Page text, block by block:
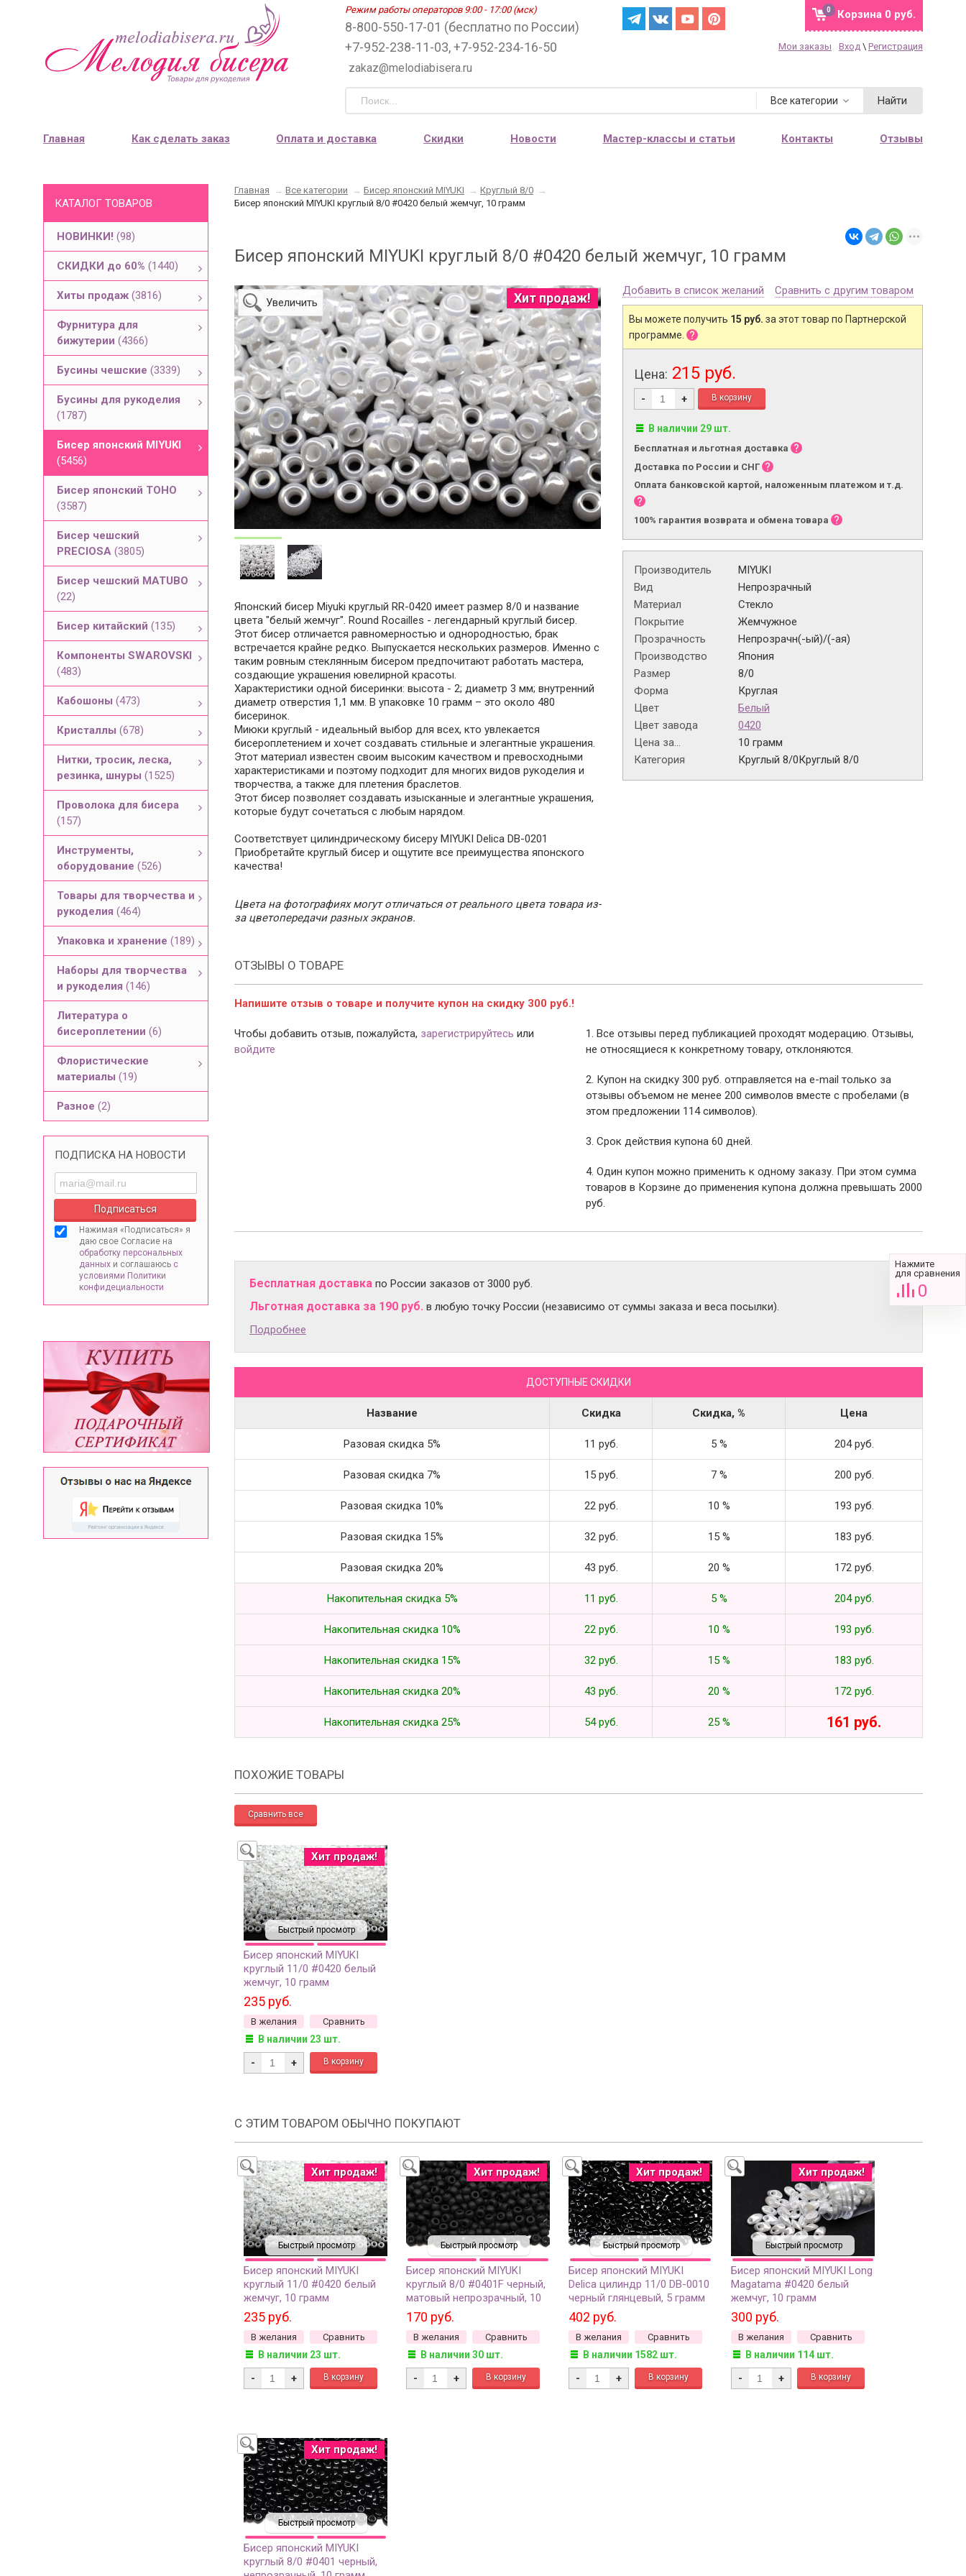
Режим работы операторов 9:00 - 17:00 (мск)
8-800-550-17-01 (бесплатно по России)
+7-952-238-11-03, +7-952-234-16-50
zakaz@melodiabisera.ru
Корзина 0 руб.
0
Мои заказы Вход \ Регистрация
Все категории Найти
Главная Как сделать заказ Оплата и доставка Скидки Новости Мастер-классы и статьи Контакты Отзывы
КАТАЛОГ ТОВАРОВ
НОВИНКИ! (98)
СКИДКИ до 60% (1440)
Хиты продаж (3816)
Фурнитура для
бижутерии (4366)
Бусины чешские (3339)
Бусины для рукоделия
(1787)
Бисер японский MIYUKI
(5456)
Бисер японский TOHO
(3587)
Бисер чешский
PRECIOSA (3805)
Бисер чешский MATUBO
(22)
Бисер китайский (135)
Компоненты SWAROVSKI
(483)
Кабошоны (473)
Кристаллы (678)
Нитки, тросик, леска,
резинка, шнуры (1525)
Проволока для бисера
(157)
Инструменты,
оборудование (526)
Товары для творчества и
рукоделия (464)
Упаковка и хранение (189)
Наборы для творчества
и рукоделия (146)
Литература о
бисероплетении (6)
Флористические
материалы (19)
Разное (2)
ПОДПИСКА НА НОВОСТИ
Нажимая «Подписаться» я
даю свое Согласие на
обработку персональных
данных и соглашаюсь с
условиями Политики
конфидециальности
Главная → Все категории → Бисер японский MIYUKI → Круглый 8/0 →
Бисер японский MIYUKI круглый 8/0 #0420 белый жемчуг, 10 грамм
Бисер японский MIYUKI круглый 8/0 #0420 белый жемчуг, 10 грамм
Хит продаж!
Увеличить
Японский бисер Miyuki круглый RR-0420 имеет размер 8/0 и название
цвета "белый жемчуг". Round Rocailles - легендарный круглый бисер.
Этот бисер отличается равномерностью и однородностью, брак
встречается крайне редко. Выпускается нескольких размеров. Именно с
таким ровным стеклянным бисером предпочитают работать мастера,
создающие украшения ювелирной красоты.
Характеристики одной бисеринки: высота - 2; диаметр 3 мм; внутренний
диаметр отверстия 1,1 мм. В упаковке 10 грамм – это около 480
бисеринок.
Миюки круглый - идеальный выбор для всех, кто увлекается
бисероплетением и хочет создавать стильные и элегантные украшения.
Этот материал известен своим высоким качеством и превосходными
характеристиками и поэтому подходит для многих видов рукоделия и
творчества, а также для плетения браслетов.
Этот бисер позволяет создавать изысканные и элегантные украшения,
которые будут сочетаться с любым нарядом.
Соответствует цилиндрическому бисеру MIYUKI Delica DB-0201
Приобретайте круглый бисер и ощутите все преимущества японского
качества!
Цвета на фотографиях могут отличаться от реального цвета товара из-
за цветопередачи разных экранов.
Добавить в список желаний Сравнить с другим товаром
Вы можете получить 15 руб. за этот товар по Партнерской
программе.
Цена: 215 руб.
- +
В наличии 29 шт.
Бесплатная и льготная доставка
Доставка по России и СНГ
Оплата банковской картой, наложенным платежом и т.д.
100% гарантия возврата и обмена товара
Производитель
MIYUKI
Вид
Непрозрачный
Материал
Стекло
Покрытие
Жемчужное
Прозрачность
Непрозрачн(-ый)/(-ая)
Производство
Япония
Размер
8/0
Форма
Круглая
Цвет
Белый
Цвет завода
0420
Цена за...
10 грамм
Категория
Круглый 8/0Круглый 8/0
ОТЗЫВЫ О ТОВАРЕ
Напишите отзыв о товаре и получите купон на скидку 300 руб.!
Чтобы добавить отзыв, пожалуйста, зарегистрируйтесь или
войдите
1. Все отзывы перед публикацией проходят модерацию. Отзывы,
не относящиеся к конкретному товару, отклоняются.
2. Купон на скидку 300 руб. отправляется на e-mail только за
отзывы объемом не менее 200 символов вместе с пробелами (в
этом предложении 114 символов).
3. Срок действия купона 60 дней.
4. Один купон можно применить к одному заказу. При этом сумма
товаров в Корзине до применения купона должна превышать 2000
руб.
Бесплатная доставка по России заказов от 3000 руб.
Льготная доставка за 190 руб. в любую точку России (независимо от суммы заказа и веса посылки).
Подробнее
ДОСТУПНЫЕ СКИДКИ
Название Скидка Скидка, % Цена
Разовая скидка 5% 11 руб. 5 % 204 руб.
Разовая скидка 7% 15 руб. 7 % 200 руб.
Разовая скидка 10% 22 руб. 10 % 193 руб.
Разовая скидка 15% 32 руб. 15 % 183 руб.
Разовая скидка 20% 43 руб. 20 % 172 руб.
Накопительная скидка 5% 11 руб. 5 % 204 руб.
Накопительная скидка 10% 22 руб. 10 % 193 руб.
Накопительная скидка 15% 32 руб. 15 % 183 руб.
Накопительная скидка 20% 43 руб. 20 % 172 руб.
Накопительная скидка 25% 54 руб. 25 % 161 руб.
ПОХОЖИЕ ТОВАРЫ
Быстрый просмотр
Хит продаж!
Бисер японский MIYUKI
круглый 11/0 #0420 белый
жемчуг, 10 грамм
235 руб.
В желания Сравнить
В наличии 23 шт.
- +
С ЭТИМ ТОВАРОМ ОБЫЧНО ПОКУПАЮТ
Быстрый просмотр
Хит продаж!
Бисер японский MIYUKI
круглый 11/0 #0420 белый
жемчуг, 10 грамм
235 руб.
В желания Сравнить
В наличии 23 шт.
- +
Быстрый просмотр
Хит продаж!
Бисер японский MIYUKI
круглый 8/0 #0401F черный,
матовый непрозрачный, 10
грамм
170 руб.
В желания Сравнить
В наличии 30 шт.
- +
Быстрый просмотр
Хит продаж!
Бисер японский MIYUKI
Delica цилиндр 11/0 DB-0010
черный глянцевый, 5 грамм
402 руб.
В желания Сравнить
В наличии 1582 шт.
- +
Быстрый просмотр
Хит продаж!
Бисер японский MIYUKI Long
Magatama #0420 белый
жемчуг, 10 грамм
300 руб.
В желания Сравнить
В наличии 114 шт.
- +
Быстрый просмотр
Хит продаж!
Бисер японский MIYUKI
круглый 8/0 #0401 черный,
Нажмите
для сравнения
0